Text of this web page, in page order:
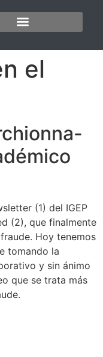
el
(1) del IGEP
(2), que finalmente
Hoy tenemos
tomando la
y sin ánimo
que se trata más